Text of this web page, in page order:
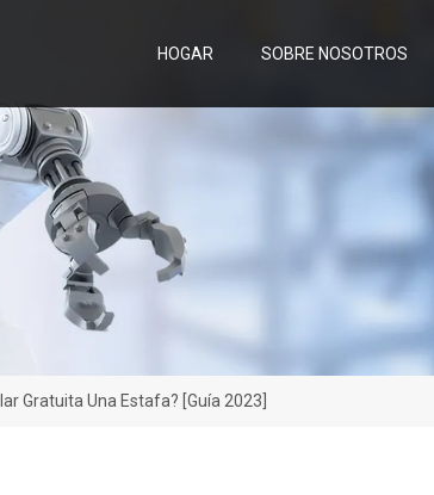
HOGAR SOBRE NOSOTROS
Gratuita Una Estafa? [Guía 2023]